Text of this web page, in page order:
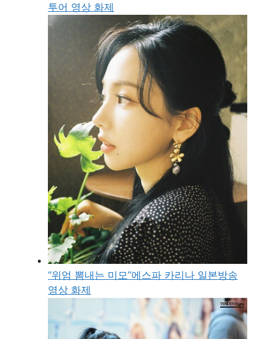
투어 영상 화제
“위엄 뽐내는 미모”에스파 카리나 일본방송
영상 화제